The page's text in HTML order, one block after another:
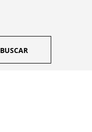
BUSCAR